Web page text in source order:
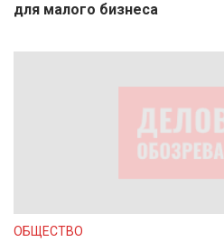
для малого бизнеса
ОБЩЕСТВО